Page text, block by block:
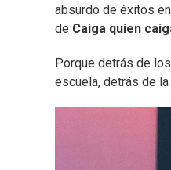
absurdo de éxitos
de Caiga quien
Porque detrás de
escuela, detrás de